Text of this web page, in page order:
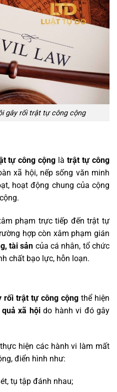
gây rối trật tự công cộng
tự công cộng làtrật tự công
xã hội, nếp sống văn minh
hoạt động chung của cộng
phạm trực tiếp đến trật tự
hợp còn xâm phạm gián
tài sản của cá nhân, tổ chức
chất bạo lực, hỗn loạn.
rối trật tự công cộng thể hiện
xã hộido hành vi đó gây
hiện các hành vi làm mất
điển hình như:
tụ tập đánh nhau;